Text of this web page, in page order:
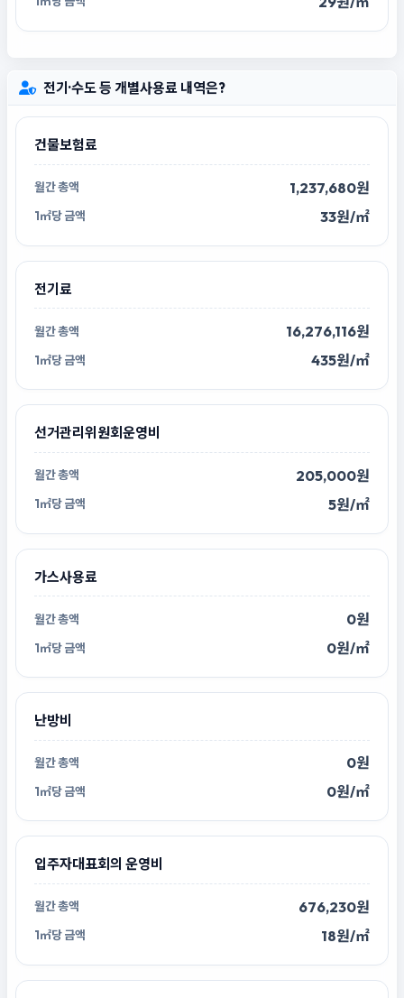
전기·수도 등 개별사용료 내역은?
건물보험료
1,237,680원
33원/㎡
전기료
16,276,116원
435원/㎡
선거관리위원회운영비
205,000원
5원/㎡
가스사용료
0원
0원/㎡
난방비
0원
0원/㎡
입주자대표회의 운영비
676,230원
18원/㎡